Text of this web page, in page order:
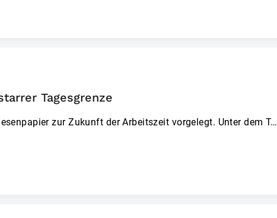
Tagesgrenze
zur Zukunft der Arbeitszeit vorgelegt. Unter dem T…